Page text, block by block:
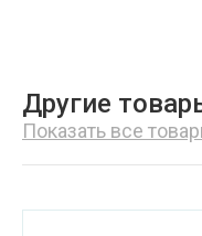
Другие
Показать все